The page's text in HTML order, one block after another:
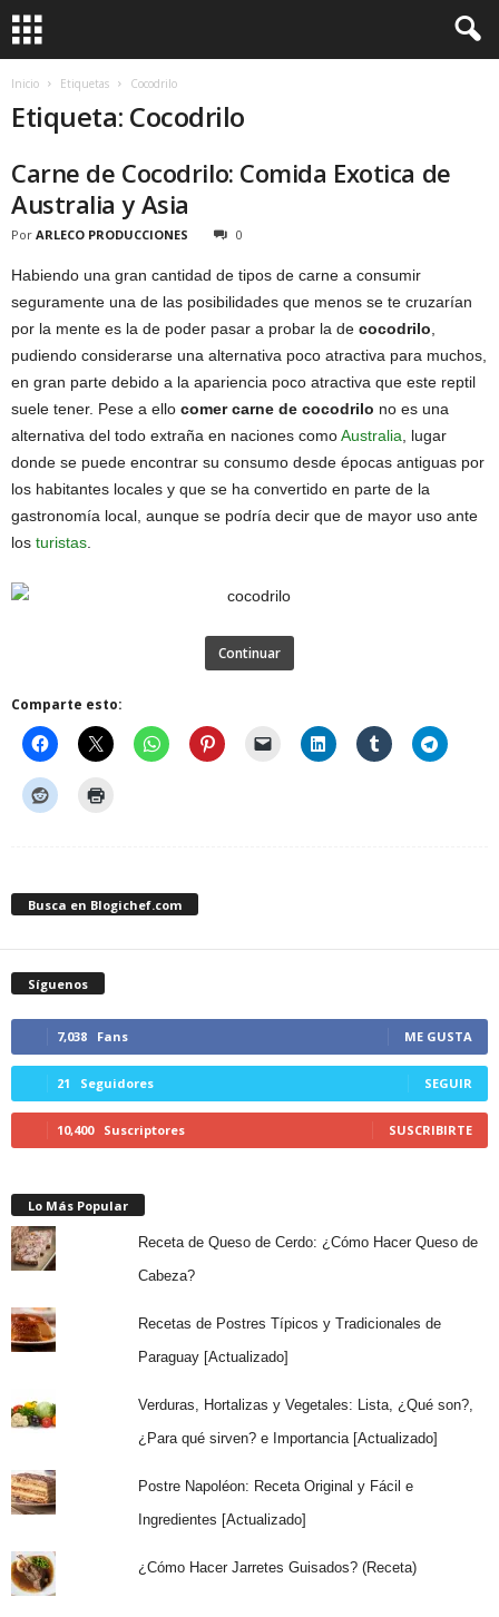
Inicio Etiquetas Cocodrilo
Etiqueta: Cocodrilo
Carne de Cocodrilo: Comida Exotica de
Australia y Asia
Por ARLECO PRODUCCIONES 0
Habiendo una gran cantidad de tipos de carne a consumir
seguramente una de las posibilidades que menos se te cruzarían
por la mente es la de poder pasar a probar la de cocodrilo
pudiendo considerarse una alternativa poco atractiva para muchos,
en gran parte debido a la apariencia poco atractiva que este reptil
suele tener. Pese a ello comer carne de cocodrilo no es una
alternativa del todo extraña en naciones comoAustralia , lugar
donde se puede encontrar su consumo desde épocas antiguas por
los habitantes locales y que se ha convertido en parte de la
gastronomía local, aunque se podría decir que de mayor uso ante
los turistas
Continuar
Comparte esto:
Busca en Blogichef.com
Síguenos
7,038 Fans ME GUSTA
21 Seguidores SEGUIR
10,400 Suscriptores SUSCRIBIRTE
Lo Más Popular
Receta de Queso de Cerdo: ¿Cómo Hacer Queso de
Cabeza?
Recetas de Postres Típicos y Tradicionales de
Paraguay [Actualizado]
Verduras, Hortalizas y Vegetales: Lista, ¿Qué son?,
¿Para qué sirven? e Importancia [Actualizado]
Postre Napoléon: Receta Original y Fácil e
Ingredientes [Actualizado]
¿Cómo Hacer Jarretes Guisados? (Receta)